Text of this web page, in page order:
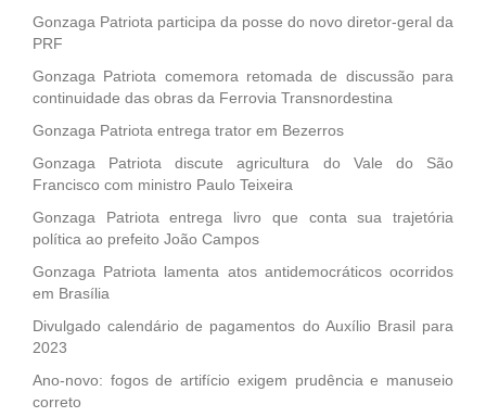
Gonzaga Patriota participa da posse do novo diretor-geral da
PRF
Gonzaga Patriota comemora retomada de discussão para
continuidade das obras da Ferrovia Transnordestina
Gonzaga Patriota entrega trator em Bezerros
Gonzaga Patriota discute agricultura do Vale do São
Francisco com ministro Paulo Teixeira
Gonzaga Patriota entrega livro que conta sua trajetória
política ao prefeito João Campos
Gonzaga Patriota lamenta atos antidemocráticos ocorridos
em Brasília
Divulgado calendário de pagamentos do Auxílio Brasil para
2023
Ano-novo: fogos de artifício exigem prudência e manuseio
correto